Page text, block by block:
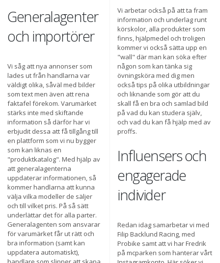
Generalagenter
och importörer
Vi såg att nya annonser som
lades ut från handlarna var
väldigt olika, såväl med bilder
som text men även att rena
faktafel förekom. Varumärket
stärks inte med skiftande
information så därför har vi
erbjudit dessa att få tillgång till
en plattform som vi nu bygger
som kan liknas en
"produktkatalog". Med hjälp av
att generalagenterna
uppdaterar informationen, så
kommer handlarna att kunna
välja vilka modeller de säljer
och till vilket pris. På så sätt
underlättar det för alla parter.
Generalagenten som ansvarar
för varumärket får ut rätt och
bra information (samt kan
uppdatera automatiskt),
Vi arbetar också på att ta fram
information och underlag runt
körskolor, alla produkter som
finns, hjälpmedel och troligen
kommer vi också sätta upp en
"wall" där man kan söka efter
någon som kan tänka sig
övningsköra med dig men
också tips på olika utbildningar
och liknande som gör att du
skall få en bra och samlad bild
på vad du kan studera själv,
och vad du kan få hjälp med av
proffs.
Influensers och
engagerade
individer
Redan idag samarbetar vi med
Filip Backlund Racing, med
Probike samt att vi har Fredrik
på mcparken som hanterar vårt